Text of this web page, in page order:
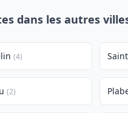
dans les autres
(4)
(2)